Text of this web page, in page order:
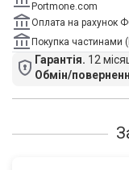
Portmone.com
Оплата на рахунок
Покупка частинами
Гарантія. 12
Обмін/